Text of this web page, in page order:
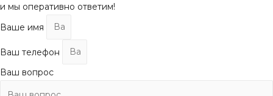
и мы оперативно ответим!
Ваше имя
Ваш телефон
Ваш вопрос